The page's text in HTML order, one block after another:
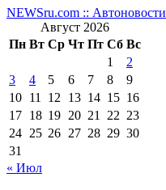
NEWSru.com :: Автоновости
Август 2026
Пн Вт Ср Чт Пт Сб Вс
1
2
3
4 5 6 7 8
9
10 11 12 13 14 15 16
17 18 19 20 21 22 23
24 25 26 27 28 29 30
31
« Июл